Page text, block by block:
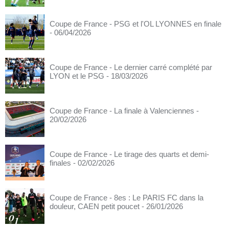
Coupe de France - PSG et l'OL LYONNES en finale
- 06/04/2026
Coupe de France - Le dernier carré complété par
LYON et le PSG - 18/03/2026
Coupe de France - La finale à Valenciennes -
20/02/2026
Coupe de France - Le tirage des quarts et demi-
finales - 02/02/2026
Coupe de France - 8es : Le PARIS FC dans la
douleur, CAEN petit poucet - 26/01/2026